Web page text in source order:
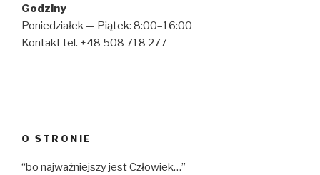
Godziny
Poniedziałek — Piątek: 8:00–16:00
Kontakt tel. +48 508 718 277
O STRONIE
“bo najważniejszy jest Człowiek…”